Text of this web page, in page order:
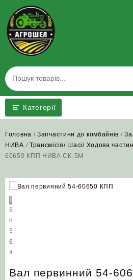
content
Категорії
Головна /Запчастини до комбайнів /
НИВА / Трансмісія/ Шасі/ Ходова
60650 КПП НИВА СК-5М
Вал первинний 54-